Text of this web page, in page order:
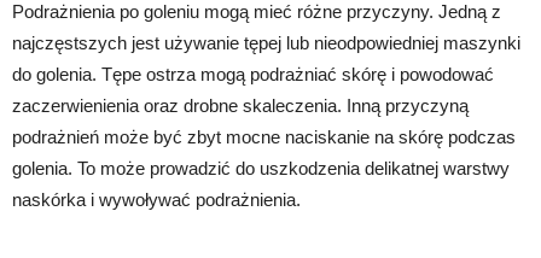
Podrażnienia po goleniu mogą mieć różne przyczyny. Jedną z
najczęstszych jest używanie tępej lub nieodpowiedniej maszynki
do golenia. Tępe ostrza mogą podrażniać skórę i powodować
zaczerwienienia oraz drobne skaleczenia. Inną przyczyną
podrażnień może być zbyt mocne naciskanie na skórę podczas
golenia. To może prowadzić do uszkodzenia delikatnej warstwy
naskórka i wywoływać podrażnienia.